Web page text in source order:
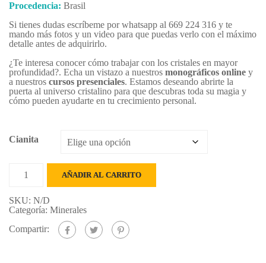
Procedencia: Brasil
Si tienes dudas escríbeme por whatsapp al 669 224 316 y te
mando más fotos y un video para que puedas verlo con el máximo
detalle antes de adquirirlo.
¿Te interesa conocer cómo trabajar con los cristales en mayor
profundidad?. Echa un vistazo a nuestros monográficos online y
a nuestros cursos presenciales. Estamos deseando abrirte la
puerta al universo cristalino para que descubras toda su magia y
cómo pueden ayudarte en tu crecimiento personal.
Cianita
AZUL
AÑADIR AL CARRITO
SKU: N/D
Categoría: Minerales
Compartir: